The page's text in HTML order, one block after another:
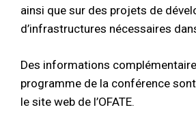
ainsi que sur des projets de
d’infrastructures nécessaires
Des informations
programme de la conférence
le site web de l’OFATE.